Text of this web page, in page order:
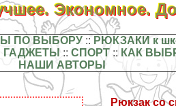
Экономное.
ПО ВЫБОРУ:: РЮКЗАКИ к
ГАДЖЕТЫ ::СПОРТ :: КАК
НАШИ АВТОРЫ
Рюкзак со